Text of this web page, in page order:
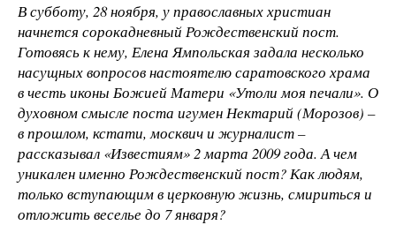
В субботу, 28 ноября, у православных христиан
начнется сорокадневный Рождественский пост.
Готовясь к нему, Елена Ямпольская задала несколько
насущных вопросов настоятелю саратовского храма
в честь иконы Божией Матери «Утоли моя печали». О
духовном смысле поста игумен Нектарий (Морозов) –
в прошлом, кстати, москвич и журналист –
рассказывал «Известиям» 2 марта 2009 года. А чем
уникален именно Рождественский пост? Как людям,
только вступающим в церковную жизнь, смириться и
отложить веселье до 7 января?